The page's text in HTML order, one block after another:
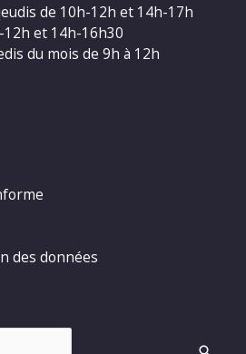
de 10h-12h et 14h-17h
et 14h-16h30
du mois de 9h à 12h
des données